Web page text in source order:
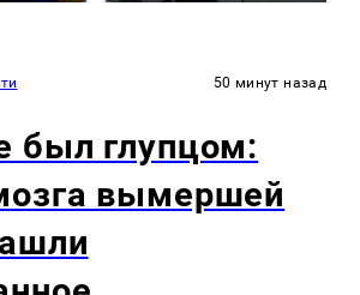
50 минут назад
был глупцом:
вымершей